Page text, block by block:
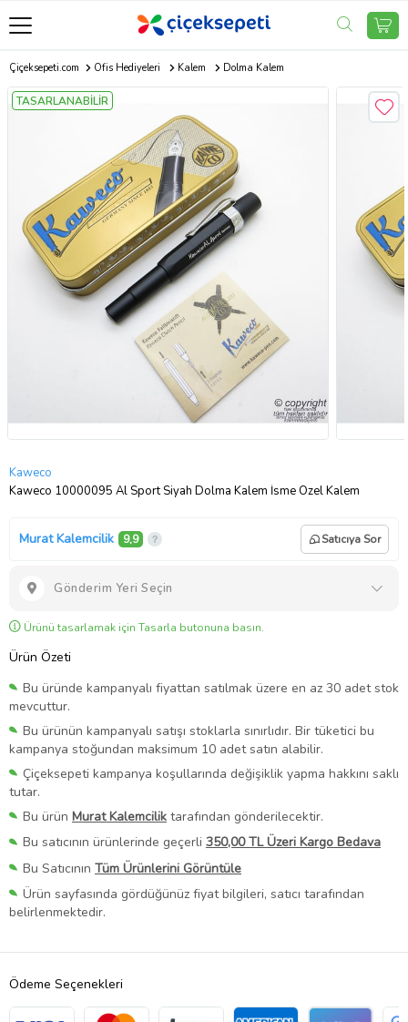
Çiçeksepeti.com Ofis Hediyeleri Kalem Dolma Kalem
TASARLANABİLİR
Kaweco
Kaweco 10000095 Al Sport Siyah Dolma Kalem İsme Özel Kalem
Murat Kalemcilik 9,9 Satıcıya Sor
Gönderim Yeri Seçin
Ürünü tasarlamak için Tasarla butonuna basın.
Ürün Özeti
Bu üründe kampanyalı fiyattan satılmak üzere en az 30 adet stok
mevcuttur.
Bu ürünün kampanyalı satışı stoklarla sınırlıdır. Bir tüketici bu
kampanya stoğundan maksimum 10 adet satın alabilir.
Çiçeksepeti kampanya koşullarında değişiklik yapma hakkını saklı
tutar.
Bu ürün Murat Kalemcilik tarafından gönderilecektir.
Bu satıcının ürünlerinde geçerli 350,00 TL Üzeri Kargo Bedava
Bu Satıcının Tüm Ürünlerini Görüntüle
Ürün sayfasında gördüğünüz fiyat bilgileri, satıcı tarafından
belirlenmektedir.
Ödeme Seçenekleri